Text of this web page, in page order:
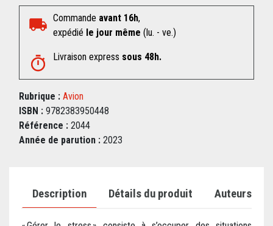
Commande avant 16h,
expédié le jour même (lu. - ve.)
Livraison express sous 48h.
Rubrique : Avion
ISBN : 9782383950448
Référence : 2044
Année de parution : 2023
Description Détails du produit Auteurs